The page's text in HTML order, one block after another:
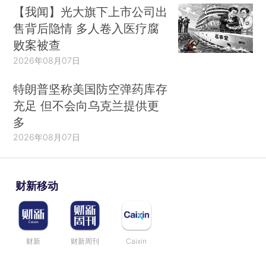
【我闻】光大旗下上市公司出
售背后隐情 多人卷入医疗腐
败案被查
2026年08月07日
特朗普坚称美国防空弹药库存
充足 但不会向乌克兰提供更
多
2026年08月07日
财新移动
财新 财新周刊 Caixin